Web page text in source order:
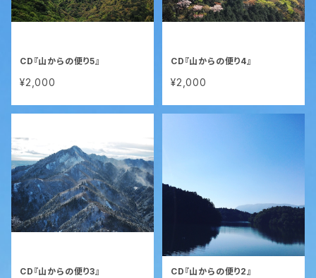
CD『山からの便り5』
¥2,000
CD『山からの便り4』
¥2,000
CD『山からの便り3』 CD『山からの便り2』